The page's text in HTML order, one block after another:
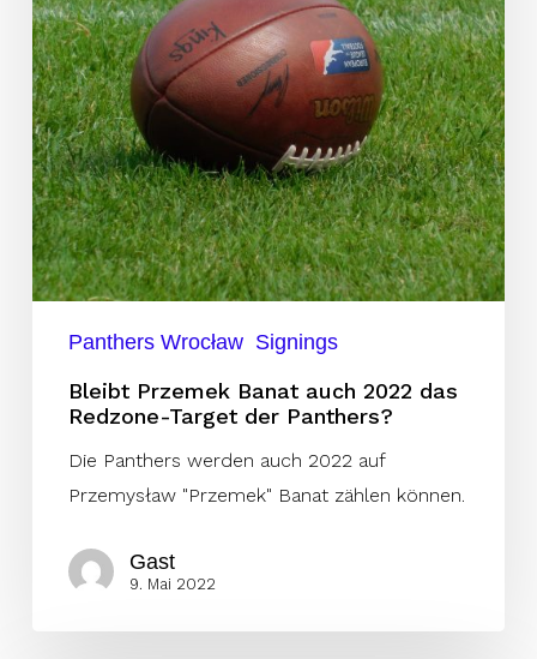
das
Redzone-
Target
der
Panthers?
Panthers Wrocław Signings
Bleibt Przemek Banat auch 2022 das
Redzone-Target der Panthers?
Die Panthers werden auch 2022 auf
Przemysław "Przemek" Banat zählen können.
Gast
9. Mai 2022